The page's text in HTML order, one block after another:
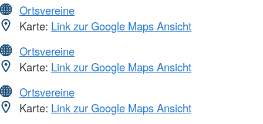
Ortsvereine
Karte: Link zur Google Maps Ansicht
Ortsvereine
Karte: Link zur Google Maps Ansicht
Ortsvereine
Karte: Link zur Google Maps Ansicht